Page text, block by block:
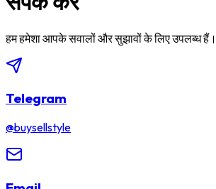
हम हमेशा आपके सवालों और सुझावों के लिए उपलब्ध हैं।
Telegram
@buysellstyle